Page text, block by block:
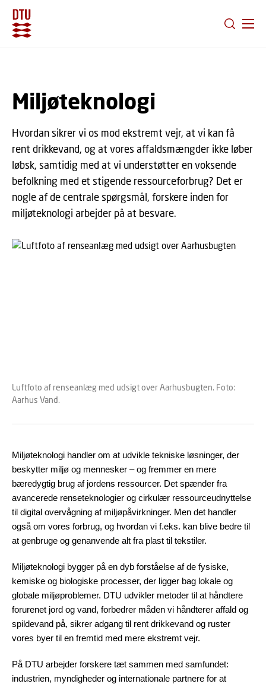
Miljøteknologi
Hvordan sikrer vi os mod ekstremt vejr, at vi kan få
rent drikkevand, og at vores affaldsmængder ikke løber
løbsk, samtidig med at vi understøtter en voksende
befolkning med et stigende ressourceforbrug? Det er
nogle af de centrale spørgsmål, forskere inden for
miljøteknologi arbejder på at besvare.
Luftfoto af renseanlæg med udsigt over Aarhusbugten. Foto:
Aarhus Vand.
Miljøteknologi handler om at udvikle tekniske løsninger, der
beskytter miljø og mennesker – og fremmer en mere
bæredygtig brug af jordens ressourcer. Det spænder fra
avancerede renseteknologier og cirkulær ressourceudnyttelse
til digital overvågning af miljøpåvirkninger. Men det handler
også om vores forbrug, og hvordan vi f.eks. kan blive bedre til
at genbruge og genanvende alt fra plast til tekstiler.
Miljøteknologi bygger på en dyb forståelse af de fysiske,
kemiske og biologiske processer, der ligger bag lokale og
globale miljøproblemer. DTU udvikler metoder til at håndtere
forurenet jord og vand, forbedrer måden vi håndterer affald og
spildevand på, sikrer adgang til rent drikkevand og ruster
vores byer til en fremtid med mere ekstremt vejr.
På DTU arbejder forskere tæt sammen med samfundet:
industrien, myndigheder og internationale partnere for at